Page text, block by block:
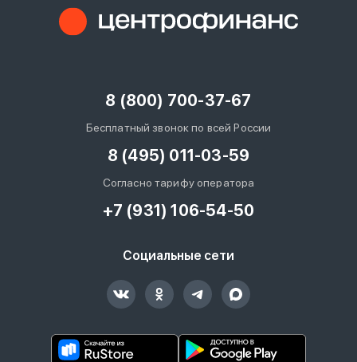
8 (800) 700-37-67
Бесплатный звонок по всей России
8 (495) 011-03-59
Согласно тарифу оператора
+7 (931) 106-54-50
Социальные сети
Войти под другим номером